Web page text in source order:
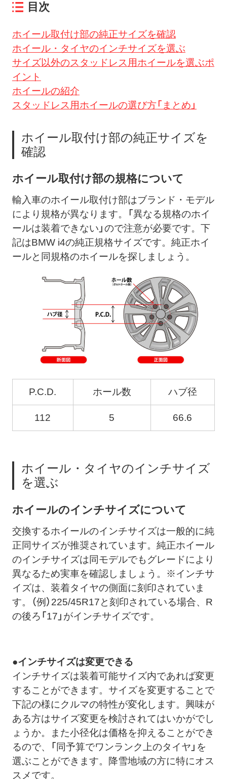
目次
ホイール取付け部の純正サイズを確認
ホイール・タイヤのインチサイズを選ぶ
サイズ以外のスタッドレス用ホイールを選ぶポ
イント
ホイールの紹介
スタッドレス用ホイールの選び方「まとめ」
ホイール取付け部の純正サイズを
確認
ホイール取付け部の規格について
輸入車のホイール取付け部はブランド・モデル
により規格が異なります。「異なる規格のホイ
ールは装着できない」ので注意が必要です。下
記はBMW i4の純正規格サイズです。純正ホイ
ールと同規格のホイールを探しましょう。
P.C.D. ホール数 ハブ径
112 5 66.6
ホイール・タイヤのインチサイズ
を選ぶ
ホイールのインチサイズについて
交換するホイールのインチサイズは一般的に純
正同サイズが推奨されています。純正ホイール
のインチサイズは同モデルでもグレードにより
異なるため実車を確認しましょう。※インチサ
イズは、装着タイヤの側面に刻印されていま
す。（例）225/45R17と刻印されている場合、R
の後ろ「17」がインチサイズです。
●インチサイズは変更できる
インチサイズは装着可能サイズ内であれば変更
することができます。サイズを変更することで
下記の様にクルマの特性が変化します。興味が
ある方はサイズ変更を検討されてはいかがでし
ょうか。また小径化は価格を抑えることができ
るので、「同予算でワンランク上のタイヤ」を
選ぶことができます。降雪地域の方に特にオス
スメです。